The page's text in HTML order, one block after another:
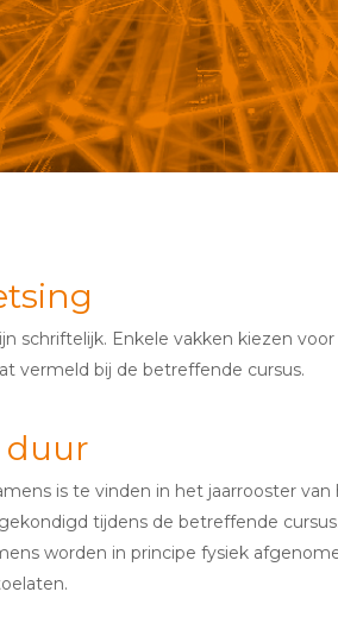
schriftelijk. Enkele vakken kiezen
vermeld bij de betreffende cursus.
duur
is te vinden in het jaarrooster
tijdens de betreffende
worden in principe fysiek